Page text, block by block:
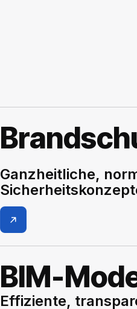
Ganzheitliche,
BIM-
Effiziente,